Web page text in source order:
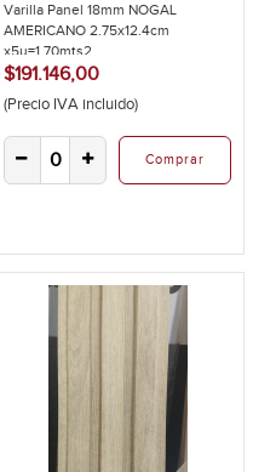
Varilla Panel 18mm NOGAL
AMERICANO 2.75x12.4cm
x5u=1.70mts2
$191.146,00
(Precio IVA incluido)
Comprar